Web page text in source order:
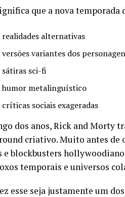
que a nova temporada
realidades alternativas
versões variantes dos
sátiras sci-fi
humor metalinguístico
críticas sociais exageradas
dos anos, Rick and Morty
criativo. Muito antes de
e blockbusters
temporais e universos
esse seja justamente um